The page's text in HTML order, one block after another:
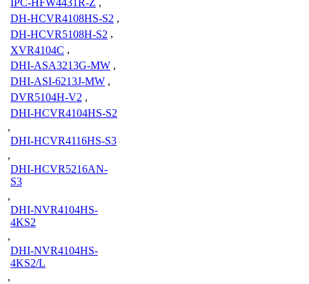
IPC-HFW4431R-Z ,
DH-HCVR4108HS-S2 ,
DH-HCVR5108H-S2 ,
XVR4104C ,
DHI-ASA3213G-MW ,
DHI-ASI-6213J-MW ,
DVR5104H-V2 ,
DHI-HCVR4104HS-S2
,
DHI-HCVR4116HS-S3
,
DHI-HCVR5216AN-
S3
,
DHI-NVR4104HS-
4KS2
,
DHI-NVR4104HS-
4KS2/L
,